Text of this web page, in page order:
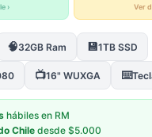
› Ver
🧠32GB Ram 💾1TB SSD
📺16" WUXGA ⌨️
hábiles en RM
Chiledesde $5.000